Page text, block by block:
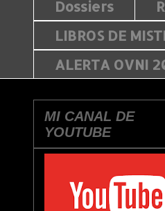
Dossiers
LIBROS DE
ALERTA OVNI
MI CANAL DE
YOUTUBE